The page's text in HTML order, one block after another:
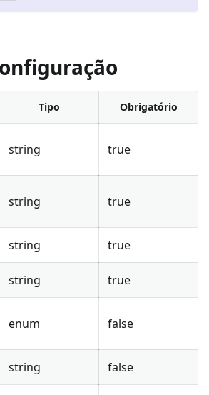
Tipo Obrigatório
string true
string true
string true
string true
enum false
string false